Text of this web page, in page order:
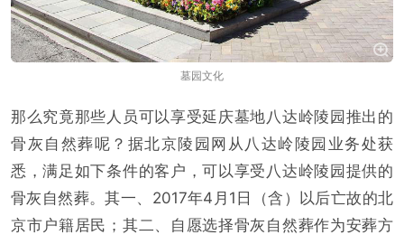
墓园文化
那么究竟那些人员可以享受延庆墓地八达岭陵园推出的
骨灰自然葬呢？据北京陵园网从八达岭陵园业务处获
悉，满足如下条件的客户，可以享受八达岭陵园提供的
骨灰自然葬。其一、2017年4月1日（含）以后亡故的北
京市户籍居民；其二、自愿选择骨灰自然葬作为安葬方